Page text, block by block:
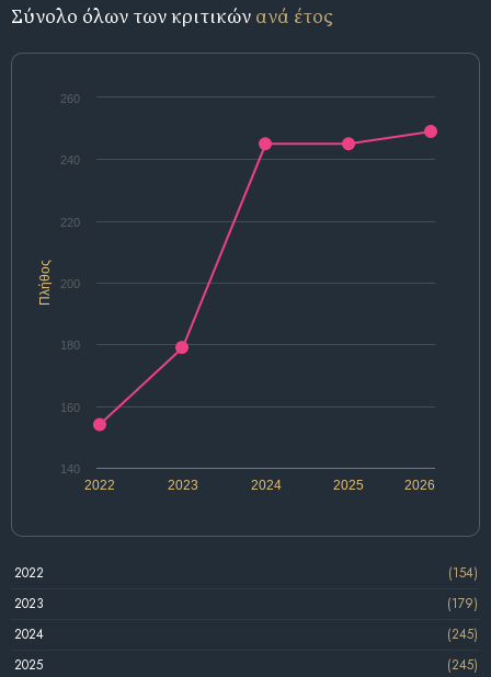
Σύνολο όλων των κριτικών ανά έτος
Πλήθος
2025
2022 2023 2024 2026
140
160
180
200
220
240
260
2022
(154)
2023
(179)
2024
(245)
2025
(245)